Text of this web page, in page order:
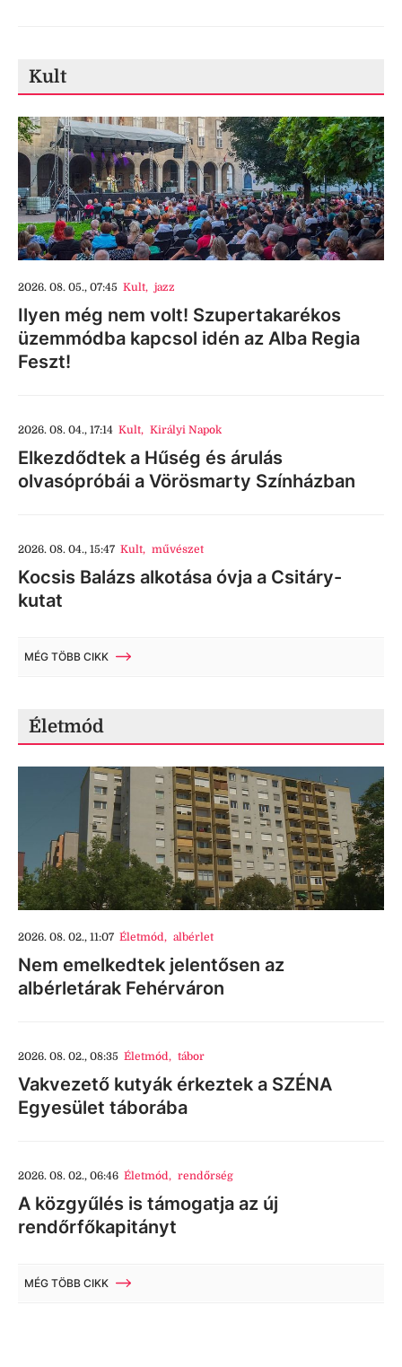
Kult
2026. 08. 05., 07:45 Kult, jazz
Ilyen még nem volt! Szupertakarékos
üzemmódba kapcsol idén az Alba Regia
Feszt!
2026. 08. 04., 17:14 Kult, Királyi Napok
Elkezdődtek a Hűség és árulás
olvasópróbái a Vörösmarty Színházban
2026. 08. 04., 15:47 Kult, művészet
Kocsis Balázs alkotása óvja a Csitáry-
kutat
MÉG TÖBB CIKK
Életmód
2026. 08. 02., 11:07 Életmód, albérlet
Nem emelkedtek jelentősen az
albérletárak Fehérváron
2026. 08. 02., 08:35 Életmód, tábor
Vakvezető kutyák érkeztek a SZÉNA
Egyesület táborába
2026. 08. 02., 06:46 Életmód, rendőrség
A közgyűlés is támogatja az új
rendőrfőkapitányt
MÉG TÖBB CIKK